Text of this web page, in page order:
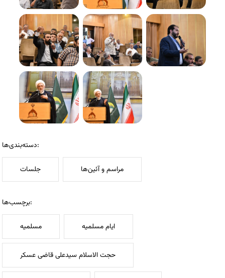
دسته‌بندی‌ها:
جلسات مراسم و آئین‌ها
برچسب‌ها:
مسلمیه ایام مسلمیه
حجت الاسلام سیدعلی قاضی عسکر